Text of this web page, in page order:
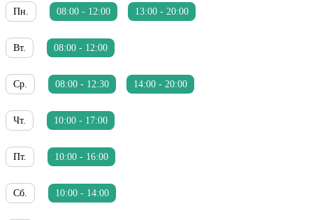
Пн. 08:00 - 12:00 13:00 - 20:00
Вт. 08:00 - 12:00
Ср. 08:00 - 12:30 14:00 - 20:00
Чт. 10:00 - 17:00
Пт. 10:00 - 16:00
Сб. 10:00 - 14:00